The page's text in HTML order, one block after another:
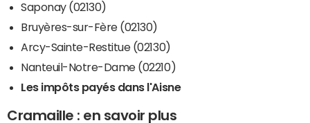
Saponay (02130)
Bruyères-sur-Fère (02130)
Arcy-Sainte-Restitue (02130)
Nanteuil-Notre-Dame (02210)
Les impôts payés dans l'Aisne
Cramaille : en savoir plus